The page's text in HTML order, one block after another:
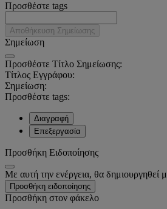
Προσθέστε tags
Αποθήκευση Σημείωσης
Σημείωση
Προσθέστε Τίτλο Σημείωσης:
Τίτλος Εγγράφου:
Σημείωση:
Προσθέστε tags:
Διαγραφή
Επεξεργασία
Προσθήκη Ειδοποίησης
Με αυτή την ενέργεια, θα δημιουργηθεί
Προσθήκη ειδοποίησης
Προσθήκη στον φάκελο